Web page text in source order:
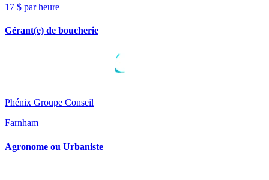
17 $ par heure
Gérant(e) de boucherie
Phénix Groupe Conseil
Farnham
Agronome ou Urbaniste